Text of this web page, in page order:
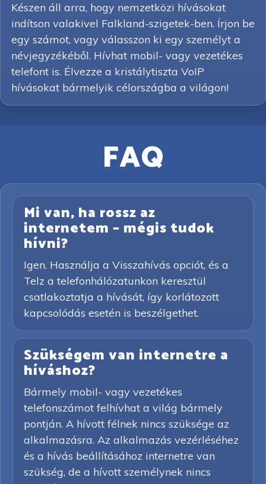
Készen áll arra, hogy nemzetközi hívásokat
indítson valakivel Falkland-szigetek-ben. Írjon be
egy számot, vagy válasszon ki egy személyt a
névjegyzékéből. Hívhat mobil- vagy vezetékes
telefont is. Élvezze a kristálytiszta VoIP
hívásokat bármelyik célországba a világon!
FAQ
Mi van, ha rossz az
internetem – mégis tudok
hívni?
Igen. Használja a Visszahívás opciót, és a
Telz a telefonhálózatunkon keresztül
csatlakoztatja a hívását, így korlátozott
kapcsolódás esetén is beszélgethet.
Szükségem van internetre a
híváshoz?
Bármely mobil- vagy vezetékes
telefonszámot felhívhat a világ bármely
pontján. A hívott félnek nincs szüksége az
alkalmazásra. Az alkalmazás vezérléséhez
és a hívás beállításához internetre van
szükség, de a hívott személynek nincs